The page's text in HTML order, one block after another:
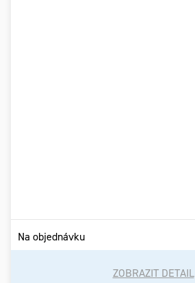
Na objednávku
ZOBRAZIT DETAIL